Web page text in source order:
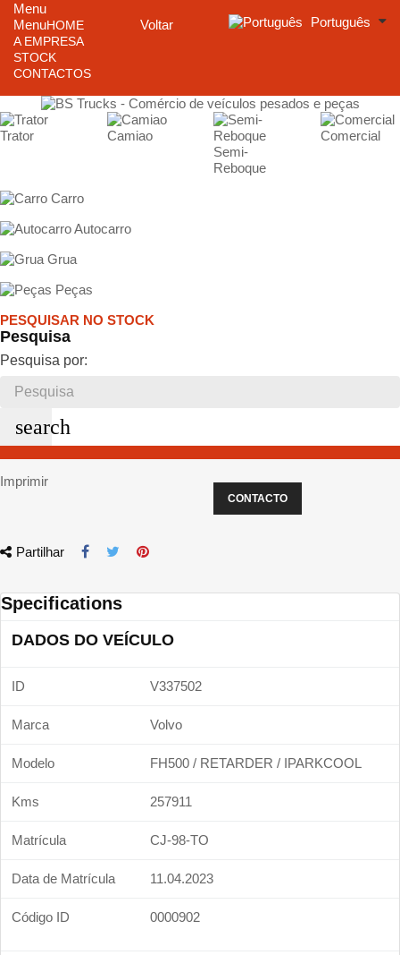
Menu
Menu
Voltar
HOME
A EMPRESA
STOCK
CONTACTOS
Português
Trator
Camiao
Semi-
Reboque
Comercial
Carro
Autocarro
Grua
Peças
PESQUISAR NO STOCK
Pesquisa
Pesquisa por:
search
Imprimir
CONTACTO
Partilhar
Specifications
DADOS DO VEÍCULO
ID V337502
Marca Volvo
Modelo FH500 / RETARDER / IPARKCOOL
Kms 257911
Matrícula CJ-98-TO
Data de Matrícula 11.04.2023
Código ID 0000902